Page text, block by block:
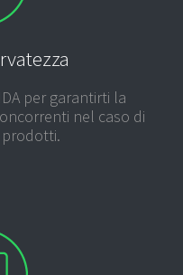
per garantirti la
nel caso di